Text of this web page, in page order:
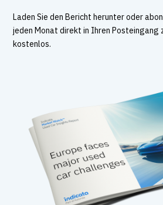
Laden Sie den Bericht herunter oder
jeden Monat direkt in Ihren Posteingang
kostenlos.